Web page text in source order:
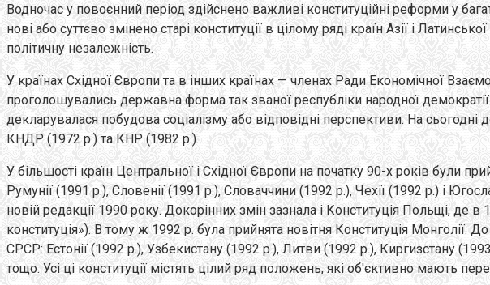
Водночас у повоєнний період здійснено важливі конституційні реформи у
нові або суттєво змінено старі конституції в цілому ряді країн Азії і
політичну незалежність.
У країнах Східної Європи та в інших країнах — членах Ради Економічної
проголошувались державна форма так званої республіки народної демократії
декларувалася побудова соціалізму або відповідні перспективи. На
КНДР (1972 р.) та КНР (1982 p.).
У більшості країн Центральної і Східної Європи на початку 90-х років були
Румунії (1991 p.), Словенії (1991 p.), Словаччини (1992 p.), Чехії (1992 p.) і
новій редакції 1990 року. Докорінних змін зазнала і Конституція Польщі, де
конституція»). В тому ж 1992 p. була прийнята новітня Конституція Монголії.
СРСР: Естонії (1992 p.), Узбекистану (1992 p.), Литви (1992 p.), Киргизстану
тощо. Усі ці конституції містять цілий ряд положень, які об'єктивно мають